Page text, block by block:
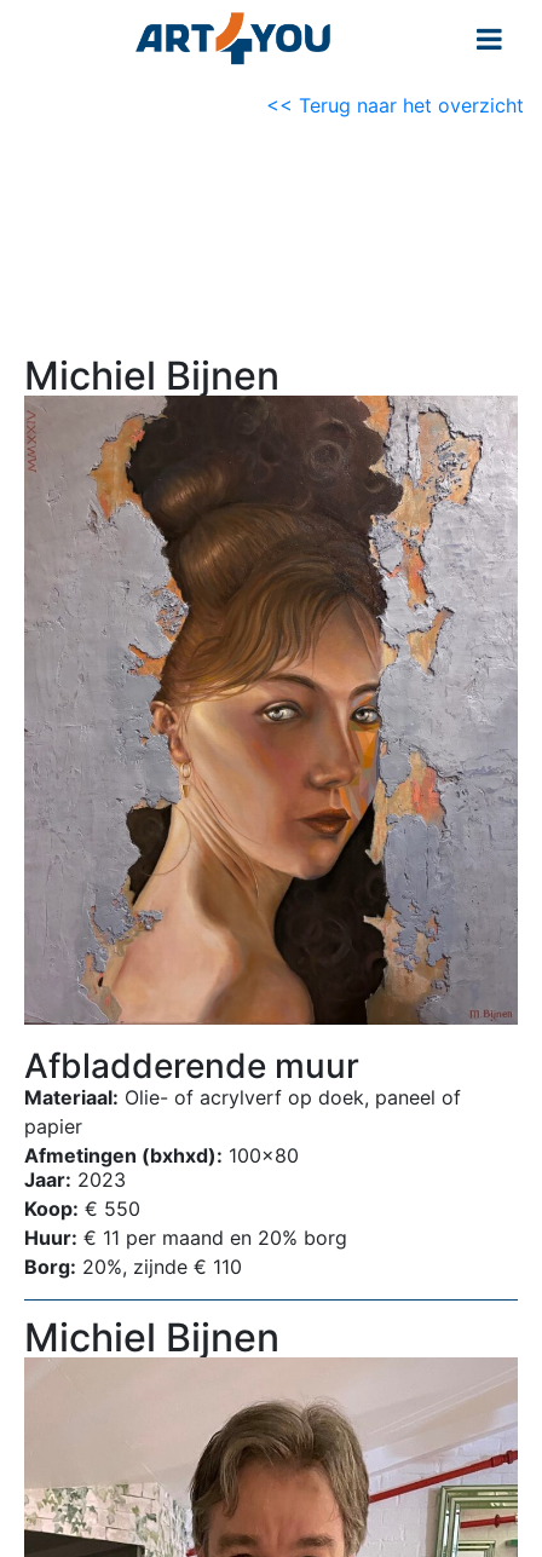
<< Terug naar het overzicht
Michiel Bijnen
Afbladderende muur
Materiaal: Olie- of acrylverf op doek, paneel of
papier
Afmetingen (bxhxd): 100×80
Jaar: 2023
Koop: € 550
Huur: € 11 per maand en 20% borg
Borg: 20%, zijnde € 110
Michiel Bijnen